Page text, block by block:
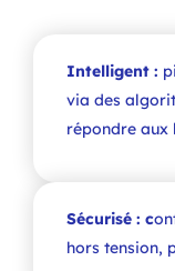
Intelligent :
via des
répondre aux
Sécurisé : c
hors tension,